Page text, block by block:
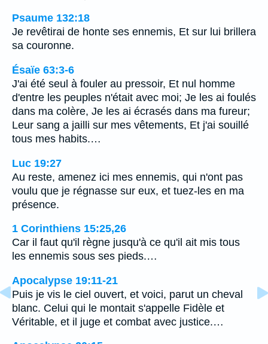
Psaume 132:18
Je revêtirai de honte ses ennemis, Et sur lui brillera
sa couronne.
Ésaïe 63:3-6
J'ai été seul à fouler au pressoir, Et nul homme
d'entre les peuples n'était avec moi; Je les ai foulés
dans ma colère, Je les ai écrasés dans ma fureur;
Leur sang a jailli sur mes vêtements, Et j'ai souillé
tous mes habits.…
Luc 19:27
Au reste, amenez ici mes ennemis, qui n'ont pas
voulu que je régnasse sur eux, et tuez-les en ma
présence.
1 Corinthiens 15:25,26
Car il faut qu'il règne jusqu'à ce qu'il ait mis tous
les ennemis sous ses pieds.…
Apocalypse 19:11-21
Puis je vis le ciel ouvert, et voici, parut un cheval
blanc. Celui qui le montait s'appelle Fidèle et
Véritable, et il juge et combat avec justice.…